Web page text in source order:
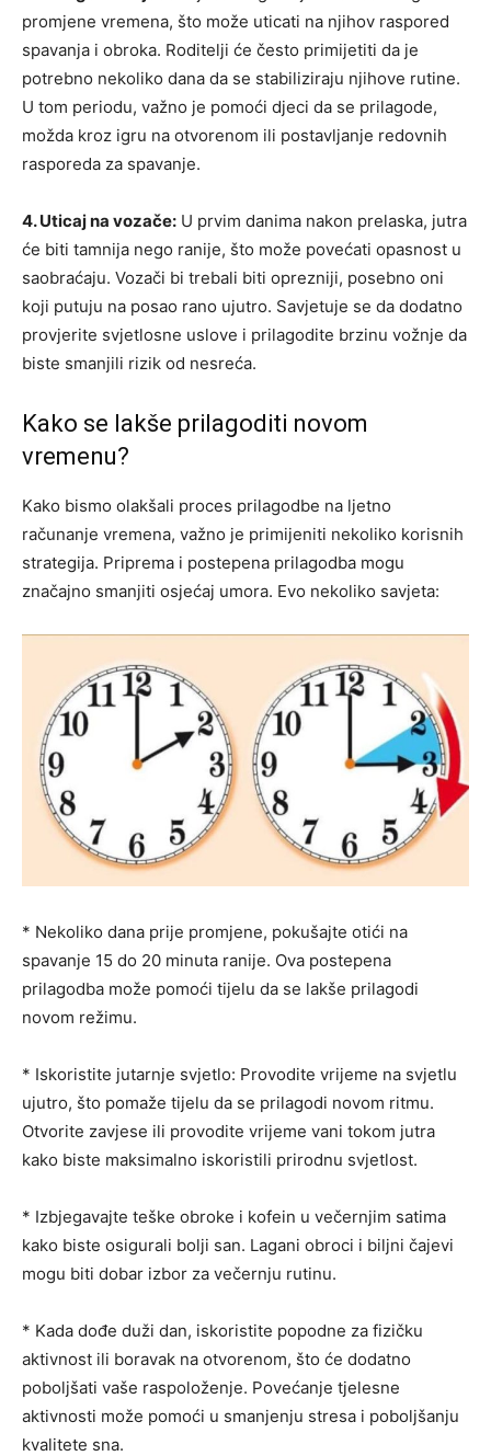
promjene vremena, što može uticati na njihov raspored
spavanja i obroka. Roditelji će često primijetiti da je
potrebno nekoliko dana da se stabiliziraju njihove rutine.
U tom periodu, važno je pomoći djeci da se prilagode,
možda kroz igru na otvorenom ili postavljanje redovnih
rasporeda za spavanje.
4. Uticaj na vozače: U prvim danima nakon prelaska, jutra
će biti tamnija nego ranije, što može povećati opasnost u
saobraćaju. Vozači bi trebali biti oprezniji, posebno oni
koji putuju na posao rano ujutro. Savjetuje se da dodatno
provjerite svjetlosne uslove i prilagodite brzinu vožnje da
biste smanjili rizik od nesreća.
Kako se lakše prilagoditi novom
vremenu?
Kako bismo olakšali proces prilagodbe na ljetno
računanje vremena, važno je primijeniti nekoliko korisnih
strategija. Priprema i postepena prilagodba mogu
značajno smanjiti osjećaj umora. Evo nekoliko savjeta:
* Nekoliko dana prije promjene, pokušajte otići na
spavanje 15 do 20 minuta ranije. Ova postepena
prilagodba može pomoći tijelu da se lakše prilagodi
novom režimu.
* Iskoristite jutarnje svjetlo: Provodite vrijeme na svjetlu
ujutro, što pomaže tijelu da se prilagodi novom ritmu.
Otvorite zavjese ili provodite vrijeme vani tokom jutra
kako biste maksimalno iskoristili prirodnu svjetlost.
* Izbjegavajte teške obroke i kofein u večernjim satima
kako biste osigurali bolji san. Lagani obroci i biljni čajevi
mogu biti dobar izbor za večernju rutinu.
* Kada dođe duži dan, iskoristite popodne za fizičku
aktivnost ili boravak na otvorenom, što će dodatno
poboljšati vaše raspoloženje. Povećanje tjelesne
aktivnosti može pomoći u smanjenju stresa i poboljšanju
kvalitete sna.